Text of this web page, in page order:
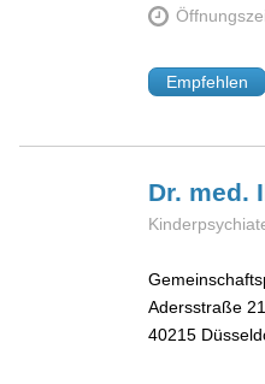
Empfehlen
Dr. med.
Adersstraße 21
40215